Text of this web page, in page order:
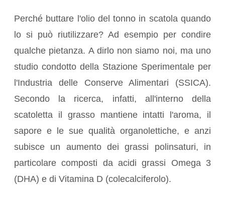
Perché buttare l'olio del tonno in scatola quando
lo si può riutilizzare? Ad esempio per condire
qualche pietanza. A dirlo non siamo noi, ma uno
studio condotto della Stazione Sperimentale per
l'Industria delle Conserve Alimentari (SSICA).
Secondo la ricerca, infatti, all'interno della
scatoletta il grasso mantiene intatti l'aroma, il
sapore e le sue qualità organolettiche, e anzi
subisce un aumento dei grassi polinsaturi, in
particolare composti da acidi grassi Omega 3
(DHA) e di Vitamina D (colecalciferolo).